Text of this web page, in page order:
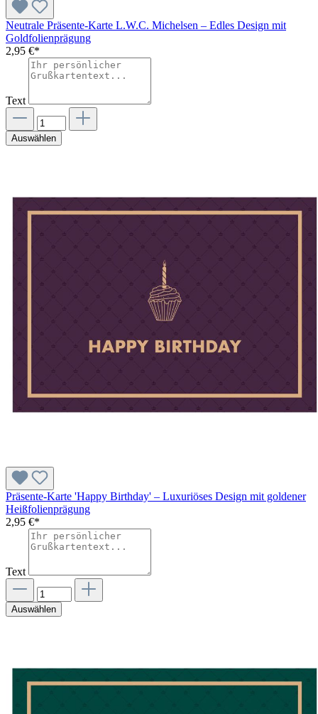
Neutrale Präsente-Karte L.W.C. Michelsen – Edles Design mit
Goldfolienprägung
2,95 €*
Text
Auswählen
Präsente-Karte 'Happy Birthday' – Luxuriöses Design mit goldener
Heißfolienprägung
2,95 €*
Text
Auswählen